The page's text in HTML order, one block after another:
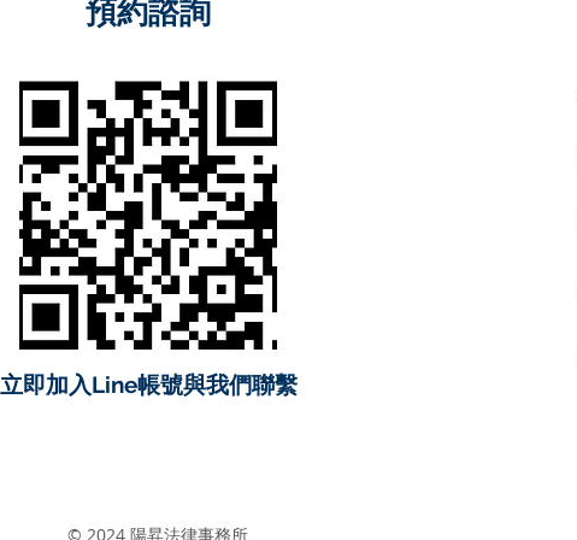
預約諮詢
立即加入Line帳號與我們聯繫
© 2024 陽昇法律事務所